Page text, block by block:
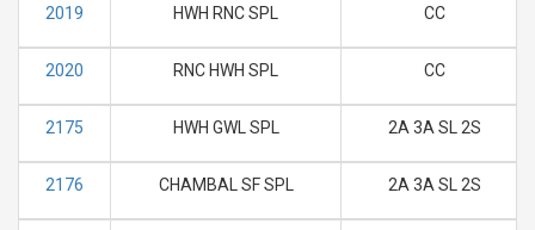
2019 HWH RNC SPL CC
2020 RNC HWH SPL CC
2175 HWH GWL SPL 2A 3A SL 2S
2176 CHAMBAL SF SPL 2A 3A SL 2S